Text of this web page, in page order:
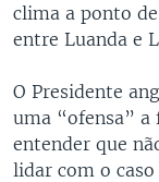
clima a ponto
entre Luanda e
O Presidente
uma “ofensa”
entender que
lidar com o